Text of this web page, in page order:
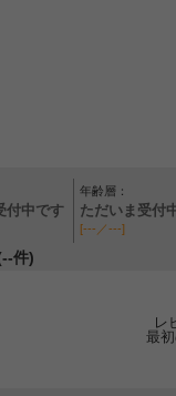
付中です
年齢層：
ただいま受付
[---／---]
件)
レ
最